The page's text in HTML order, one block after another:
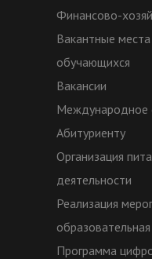
Финансово-
Вакантные
обучающихся
Вакансии
Международное
Абитуриенту
Организация
деятельности
Реализация
Программа